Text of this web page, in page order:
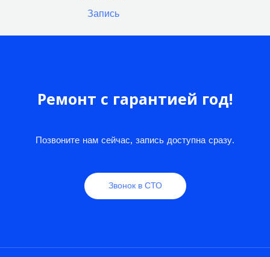
Запись
Ремонт с гарантией год!
Позвоните нам сейчас, запись доступна сразу.
Звонок в СТО